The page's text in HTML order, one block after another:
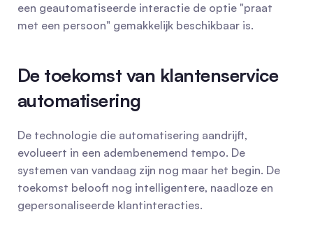
een geautomatiseerde interactie de optie "praat
met een persoon" gemakkelijk beschikbaar is.
De toekomst van klantenservice
automatisering
De technologie die automatisering aandrijft,
evolueert in een adembenemend tempo. De
systemen van vandaag zijn nog maar het begin. De
toekomst belooft nog intelligentere, naadloze en
gepersonaliseerde klantinteracties.